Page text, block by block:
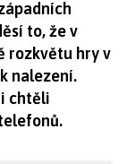
to, že v
rozkvětu hry v
nalezení.
chtěli